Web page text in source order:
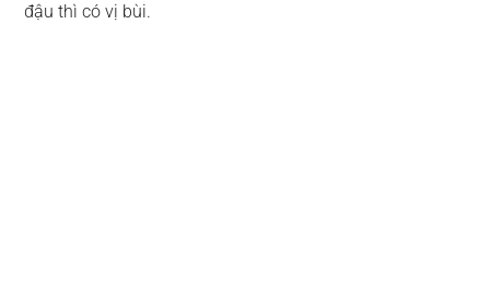
đậu thì có vị bùi.